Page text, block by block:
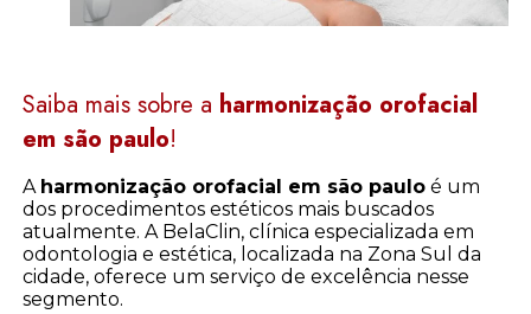
Saiba mais sobre a harmonização orofacial
em são paulo!
A harmonização orofacial em são paulo é um
dos procedimentos estéticos mais buscados
atualmente. A BelaClin, clínica especializada em
odontologia e estética, localizada na Zona Sul da
cidade, oferece um serviço de excelência nesse
segmento.